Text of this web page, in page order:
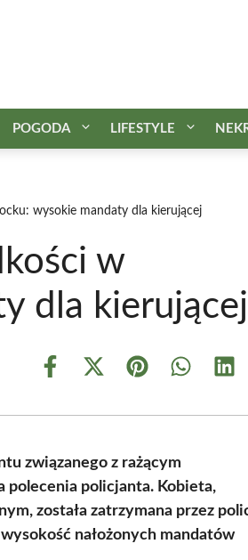
POGODA LIFESTYLE
wysokie mandaty dla kierującej
w
dla kierującej
Share
Share
(Twitter)
Share Share
związanego z rażącym
polecenia policjanta. Kobieta,
została zatrzymana przez
nałożonych mandatów